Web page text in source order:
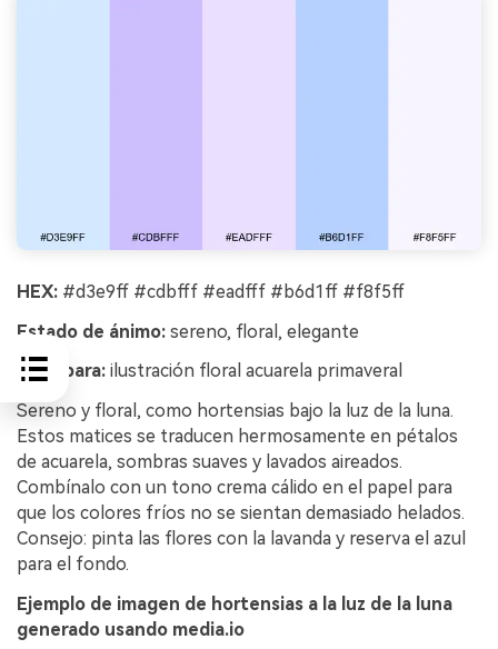
HEX: #d3e9ff #cdbfff #eadfff #b6d1ff #f8f5ff
Estado de ánimo: sereno, floral, elegante
Ideal para: ilustración floral acuarela primaveral
Sereno y floral, como hortensias bajo la luz de la luna.
Estos matices se traducen hermosamente en pétalos
de acuarela, sombras suaves y lavados aireados.
Combínalo con un tono crema cálido en el papel para
que los colores fríos no se sientan demasiado helados.
Consejo: pinta las flores con la lavanda y reserva el azul
para el fondo.
Ejemplo de imagen de hortensias a la luz de la luna
generado usando media.io